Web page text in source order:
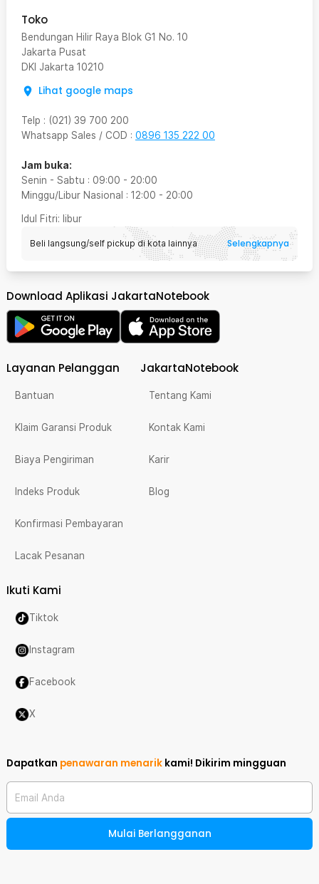
Toko
Bendungan Hilir Raya Blok G1 No. 10
Jakarta Pusat
DKI Jakarta 10210
Lihat google maps
Telp : (021) 39 700 200
Whatsapp Sales / COD : 0896 135 222 00
Jam buka:
Senin - Sabtu : 09:00 - 20:00
Minggu/Libur Nasional : 12:00 - 20:00
Idul Fitri: libur
Beli langsung/self pickup di kota lainnya Selengkapnya
Download Aplikasi JakartaNotebook
Layanan Pelanggan
Bantuan
Klaim Garansi Produk
Biaya Pengiriman
Indeks Produk
Konfirmasi Pembayaran
Lacak Pesanan
JakartaNotebook
Tentang Kami
Kontak Kami
Karir
Blog
Ikuti Kami
Tiktok
Instagram
Facebook
X
Dapatkan penawaran menarik kami! Dikirim mingguan
Email Anda
Mulai Berlangganan